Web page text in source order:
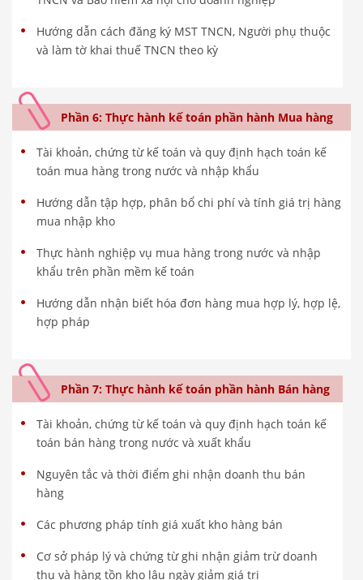
Hướng dẫn cách đăng ký MST TNCN, Người phụ thuộc
và làm tờ khai thuế TNCN theo kỳ
Phần 6: Thực hành kế toán phần hành Mua hàng
Tài khoản, chứng từ kế toán và quy định hạch toán kế
toán mua hàng trong nước và nhập khẩu
Hướng dẫn tập hợp, phân bổ chi phí và tính giá trị hàng
mua nhập kho
Thực hành nghiệp vụ mua hàng trong nước và nhập
khẩu trên phần mềm kế toán
Hướng dẫn nhận biết hóa đơn hàng mua hợp lý, hợp lệ,
hợp pháp
Phần 7: Thực hành kế toán phần hành Bán hàng
Tài khoản, chứng từ kế toán và quy định hạch toán kế
toán bán hàng trong nước và xuất khẩu
Nguyên tắc và thời điểm ghi nhận doanh thu bán
hàng
Các phương pháp tính giá xuất kho hàng bán
Cơ sở pháp lý và chứng từ ghi nhận giảm trừ doanh
thu và hàng tồn kho lâu ngày giảm giá trị